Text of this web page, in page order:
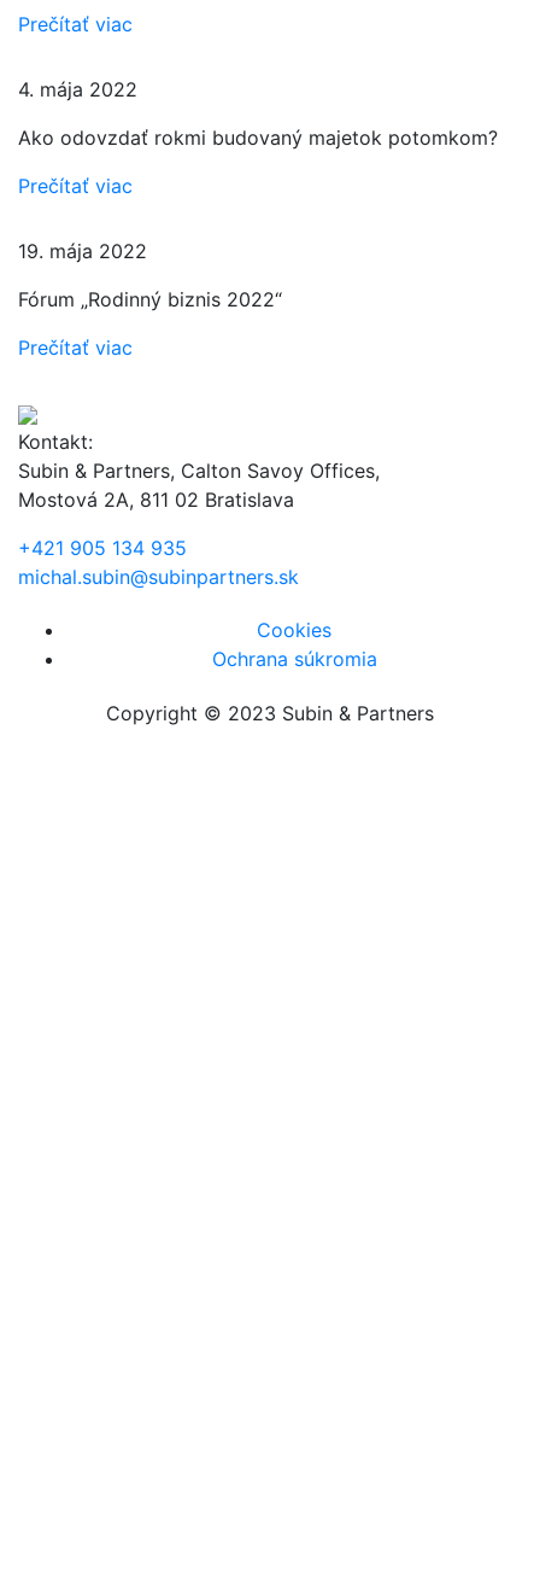
Prečítať viac
4. mája 2022
Ako odovzdať rokmi budovaný majetok potomkom?
Prečítať viac
19. mája 2022
Fórum „Rodinný biznis 2022“
Prečítať viac
Kontakt:
Subin & Partners, Calton Savoy Offices,
Mostová 2A, 811 02 Bratislava
+421 905 134 935
michal.subin@subinpartners.sk
Cookies
Ochrana súkromia
Copyright © 2023 Subin & Partners